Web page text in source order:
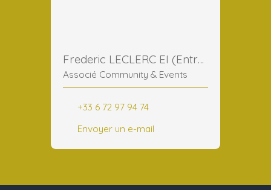
Frederic LECLERC EI (Entreprise Individuelle)
Associé Community & Events
+33 6 72 97 94 74
Envoyer un e-mail